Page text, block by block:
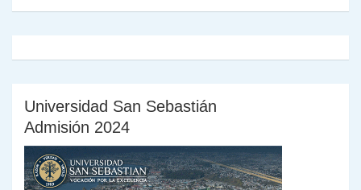
Universidad San Sebastián
Admisión 2024